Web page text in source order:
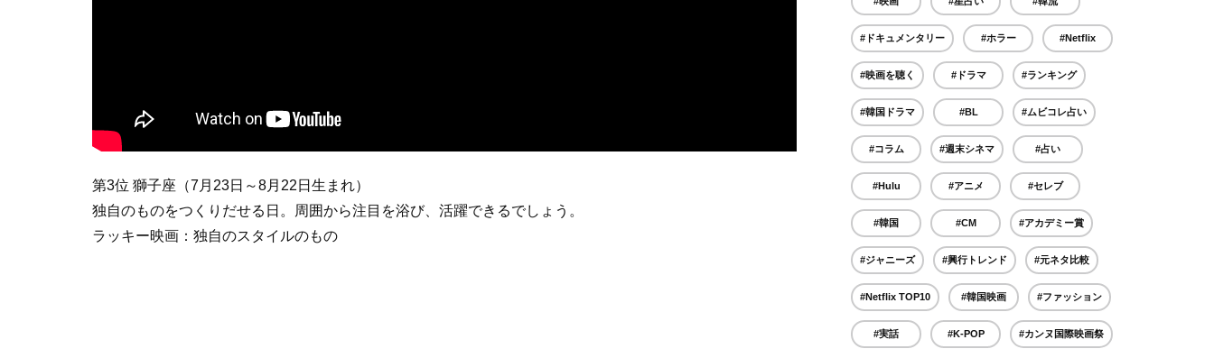
第3位 獅子座（7月23日～8月22日生まれ）
独自のものをつくりだせる日。周囲から注目を浴び、活躍できるでしょう。
ラッキー映画：独自のスタイルのもの
#ドキュメンタリー #ホラー #Netflix
#映画を聴く #ドラマ #ランキング
#韓国ドラマ #BL #ムビコレ占い
#コラム #週末シネマ #占い
#Hulu #アニメ #セレブ
#韓国 #CM #アカデミー賞
#ジャニーズ #興行トレンド #元ネタ比較
#Netflix TOP10 #韓国映画 #ファッション
#実話 #K-POP #カンヌ国際映画祭